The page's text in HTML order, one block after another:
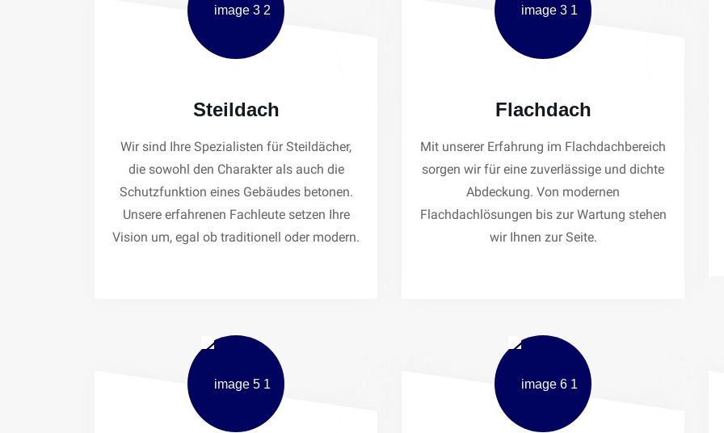
Steildach
Wir sind Ihre Spezialisten für Steildächer,
die sowohl den Charakter als auch die
Schutzfunktion eines Gebäudes betonen.
Unsere erfahrenen Fachleute setzen Ihre
Vision um, egal ob traditionell oder modern.
Flachdach
Mit unserer Erfahrung im Flachdachbereich
sorgen wir für eine zuverlässige und dichte
Abdeckung. Von modernen
Flachdachlösungen bis zur Wartung stehen
wir Ihnen zur Seite.